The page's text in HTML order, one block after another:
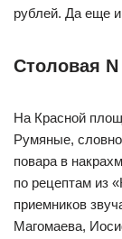
рублей. Да еще
Столовая N
На Красной
Румяные,
повара в
по рецептам из
приемников
Магомаева,